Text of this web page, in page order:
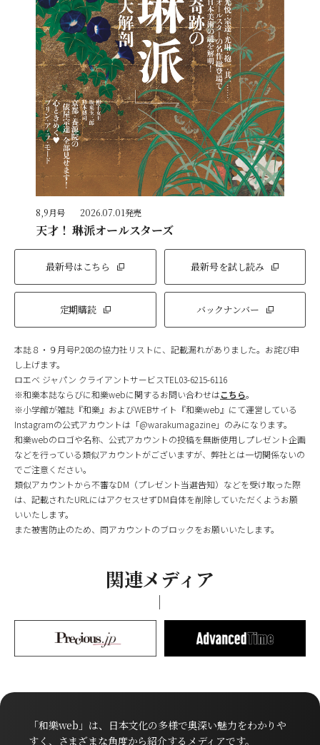
8,9月号 2026.07.01発売
天才！ 琳派オールスターズ
最新号はこちら 最新号を試し読み
定期購読 バックナンバー
本誌８・９月号P.208の協力社リストに、記載漏れがありました。お詫び申
し上げます。
ロエベ ジャパン クライアントサービスTEL03-6215-6116
※和樂本誌ならびに和樂webに関するお問い合わせはこちら。
※小学館が雑誌『和樂』およびWEBサイト『和樂web』にて運営している
Instagramの公式アカウントは「@warakumagazine」のみになります。
和樂webのロゴや名称、公式アカウントの投稿を無断使用しプレゼント企画
などを行っている類似アカウントがございますが、弊社とは一切関係ないの
でご注意ください。
類似アカウントから不審なDM（プレゼント当選告知）などを受け取った際
は、記載されたURLにはアクセスせずDM自体を削除していただくようお願
いいたします。
また被害防止のため、同アカウントのブロックをお願いいたします。
関連メディア
「和樂web」は、日本文化の多様で奥深い魅力をわかりや
すく、さまざまな角度から紹介するメディアです。